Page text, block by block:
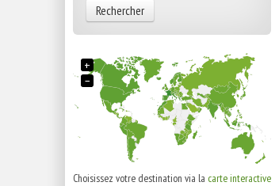
Rechercher
+
−
Choisissez votre destination via la carte interactive